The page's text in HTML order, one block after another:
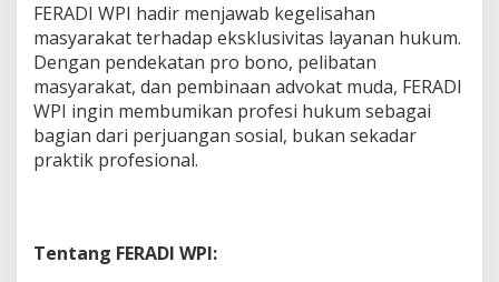
FERADI WPI hadir menjawab kegelisahan
masyarakat terhadap eksklusivitas layanan hukum.
Dengan pendekatan pro bono, pelibatan
masyarakat, dan pembinaan advokat muda, FERADI
WPI ingin membumikan profesi hukum sebagai
bagian dari perjuangan sosial, bukan sekadar
praktik profesional.
Tentang FERADI WPI: